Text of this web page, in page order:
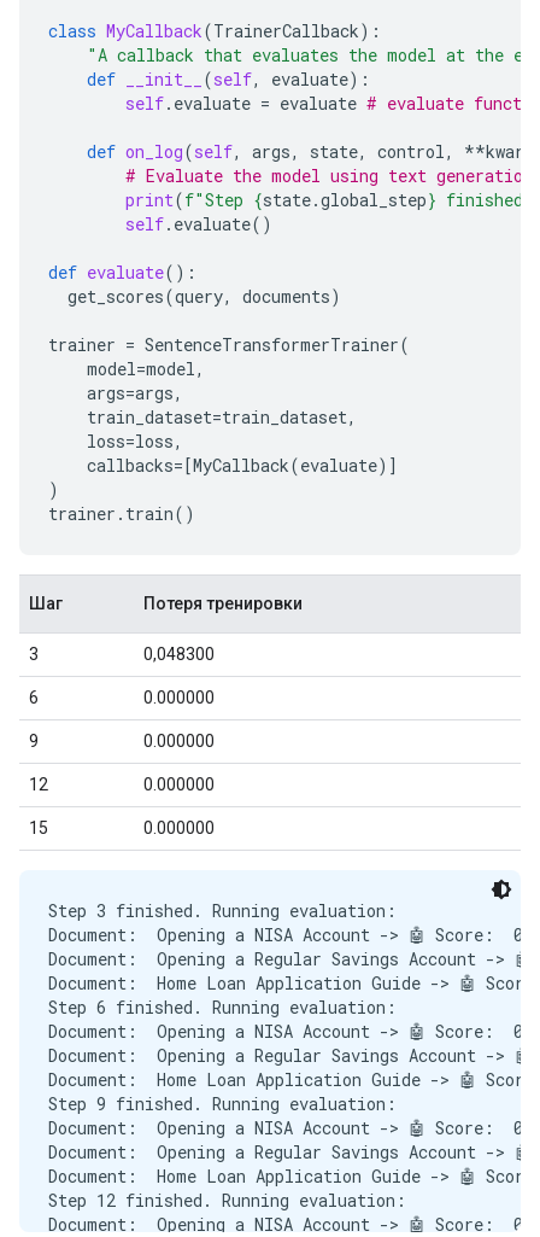
class MyCallback(TrainerCallback):
"A callback that evaluates the model at the
def
__init__ (self, evaluate):
self. evaluate = evaluate # evaluate
def on_log(self, args, state, control, **
# Evaluate the model using text generation
print(f"Step {state.global_step} finished.
self. evaluate()
def evaluate():
get_scores(query, documents)
trainer = SentenceTransformerTrainer(
model=model,
args=args,
train_dataset=train_dataset,
loss=loss,
callbacks=[MyCallback(evaluate)]
)
trainer . train()
Step 3 finished. Running evaluation:
Document:  Opening a NISA Account -> 🤖 Score:
Document:  Opening a Regular Savings Account ->
Document:  Home Loan Application Guide -> 🤖
Step 6 finished. Running evaluation:
Document:  Opening a NISA Account -> 🤖 Score:
Document:  Opening a Regular Savings Account ->
Document:  Home Loan Application Guide -> 🤖
Step 9 finished. Running evaluation:
Document:  Opening a NISA Account -> 🤖 Score:
Document:  Opening a Regular Savings Account ->
Document:  Home Loan Application Guide -> 🤖
Step 12 finished. Running evaluation:
Document:  Opening a NISA Account -> 🤖 Score: